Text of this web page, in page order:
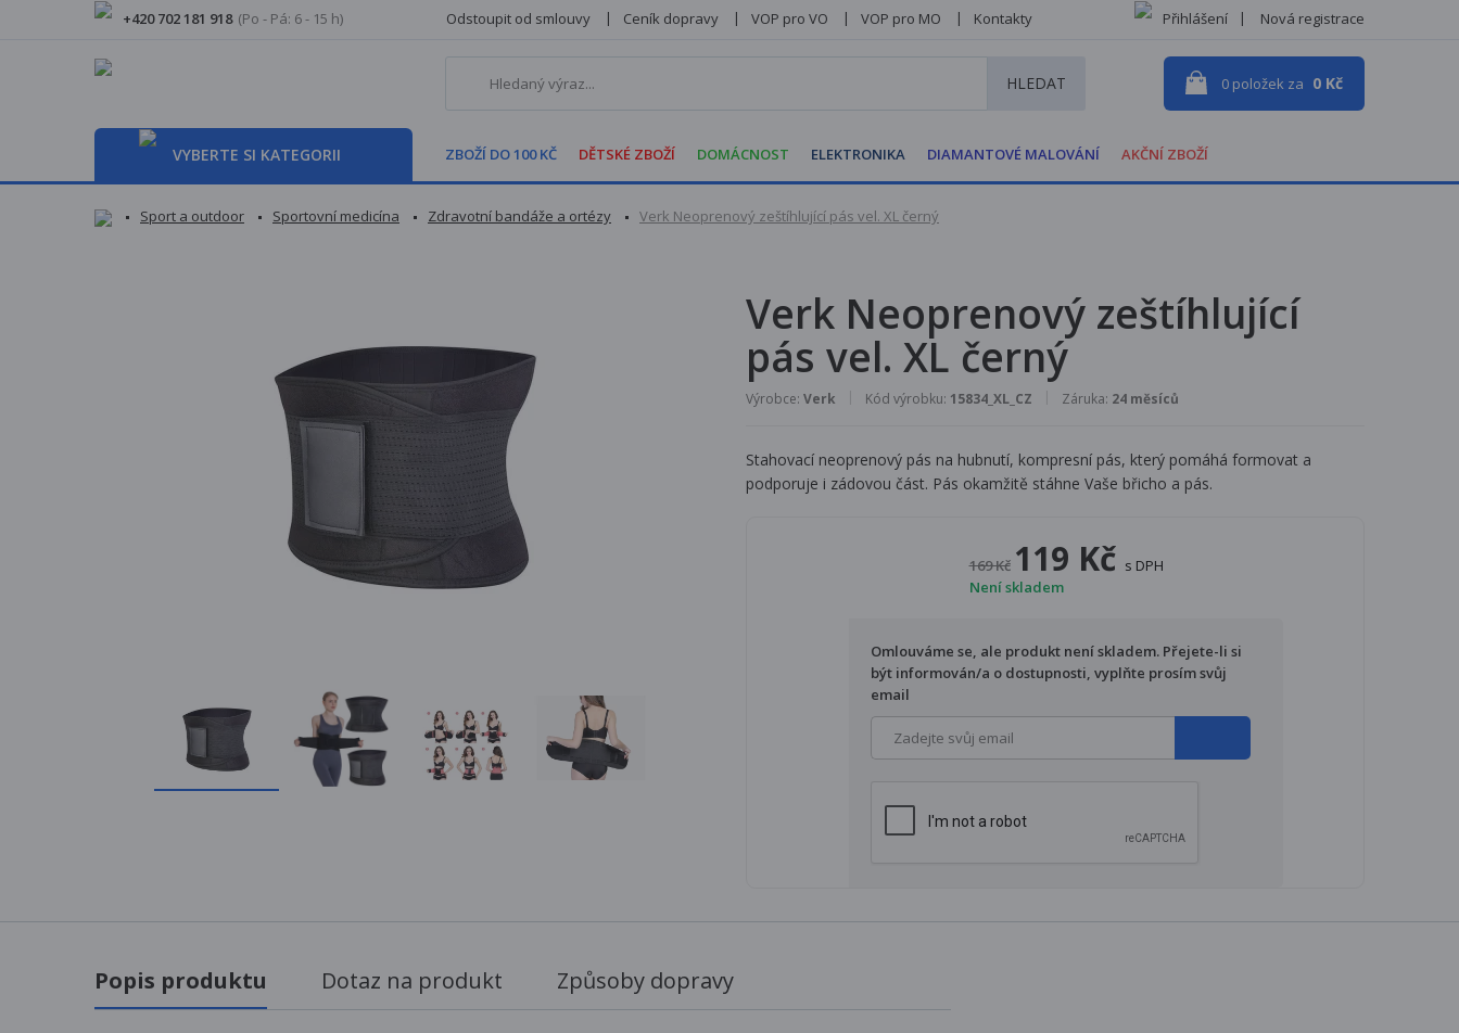
+420 702 181 918 (Po - Pá: 6 - 15 h) Odstoupit od smlouvy Ceník dopravy VOP pro VO VOP pro MO Kontakty Přihlášení Nová registrace
VYBERTE SI KATEGORII
HLEDAT 0 položek za 0 Kč
ZBOŽÍ DO 100 KČ DĚTSKÉ ZBOŽÍ DOMÁCNOST ELEKTRONIKA DIAMANTOVÉ MALOVÁNÍ AKČNÍ ZBOŽÍ
Sport a outdoor Sportovní medicína Zdravotní bandáže a ortézy Verk Neoprenový zeštíhlující pás vel. XL černý
Verk Neoprenový zeštíhlující
pás vel. XL černý
Výrobce: Verk Kód výrobku: 15834_XL_CZ Záruka: 24 měsíců
Stahovací neoprenový pás na hubnutí, kompresní pás, který pomáhá formovat a
podporuje i zádovou část. Pás okamžitě stáhne Vaše břicho a pás.
169 Kč 119 Kč s DPH
Není skladem
Omlouváme se, ale produkt není skladem. Přejete-li si
být informován/a o dostupnosti, vyplňte prosím svůj
email
Popis produktu Dotaz na produkt Způsoby dopravy